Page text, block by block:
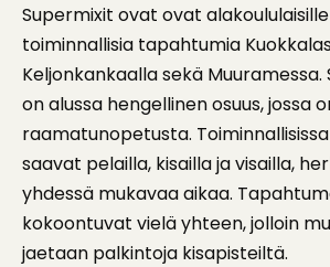
Supermixit ovat ovat
toiminnallisia tapahtumia
Keljonkankaalla sekä Muuramessa.
on alussa hengellinen osuus, jossa
raamatunopetusta.
saavat pelailla, kisailla ja visailla,
yhdessä mukavaa aikaa.
kokoontuvat vielä yhteen, jolloin
jaetaan palkintoja kisapisteiltä.